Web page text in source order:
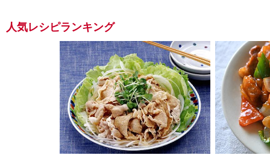
人気レシピランキング